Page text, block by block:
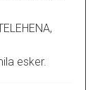
esker.